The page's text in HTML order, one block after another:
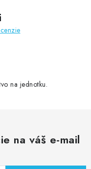
na jednotku.
na váš e-mail